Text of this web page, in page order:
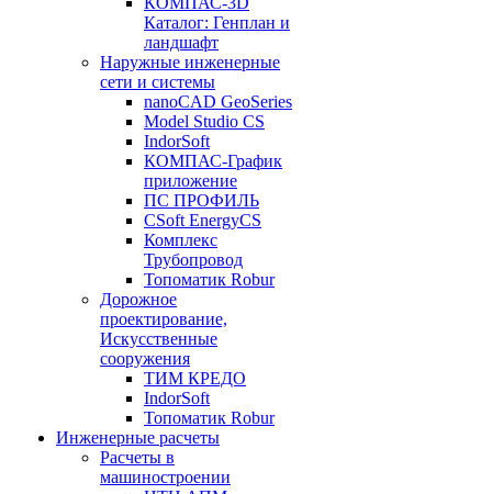
Каталог: Генплан и
ландшафт
Наружные инженерные
сети и системы
nanoCAD GeoSeries
Model Studio CS
IndorSoft
КОМПАС-График
приложение
ПС ПРОФИЛЬ
CSoft EnergyCS
Комплекс
Трубопровод
Топоматик Robur
Дорожное
проектирование,
Искусственные
сооружения
ТИМ КРЕДО
IndorSoft
Топоматик Robur
Инженерные расчеты
Расчеты в
машиностроении